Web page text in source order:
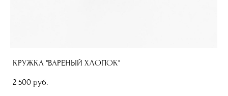
КРУЖКА "ВАРЕНЫЙ ХЛОПОК"
2 500 pуб.